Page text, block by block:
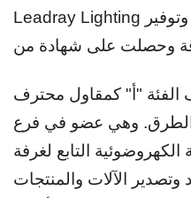
Leadray Lighting لاختبارات شاملة للسلامة وتوفير
الفئة "أ" كمقاول محترف
والطرق. وهي عضو في فرع
التابع لغرفة
وتصدير الآلات والمنتجات